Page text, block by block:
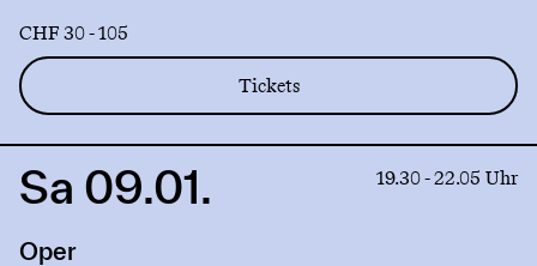
CHF 30 - 105
Tickets
LinkSa 09.01. 19.30 - 22.05 Uhr
Oper